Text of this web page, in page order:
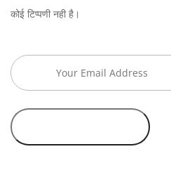
कोई टिप्पणी नही है।